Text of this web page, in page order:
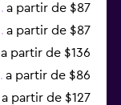
a partir de $87
a partir de $87
a partir de $136
a partir de $86
a partir de $127